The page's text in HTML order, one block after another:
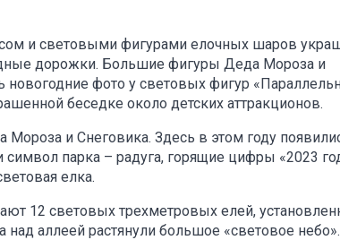
и световыми фигурами елочных шаров
дорожки. Большие фигуры Деда Мороза и
новогодние фото у световых фигур
беседке около детских аттракционов.
и Снеговика. Здесь в этом году
парка – радуга, горящие цифры «2023
елка.
12 световых трехметровых елей,
аллеей растянули большое «световое